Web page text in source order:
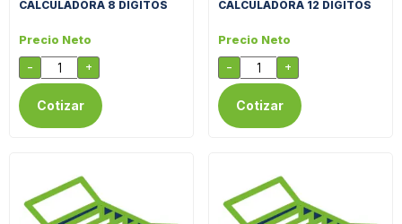
CALCULADORA 8 DIGITOS
Precio Neto
- +
Cotizar
CALCULADORA 12 DIGITOS
Precio Neto
- +
Cotizar